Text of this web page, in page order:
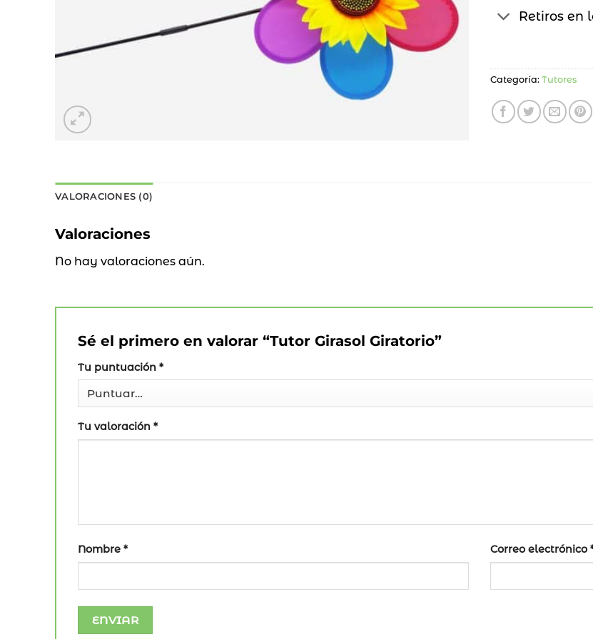
Retiros en
Categoría: Tutores
VALORACIONES (0)
Valoraciones
No hay valoraciones aún.
Sé el primero en valorar “Tutor Girasol Giratorio”
Tu puntuación *
Tu valoración *
Nombre * Correo electrónico